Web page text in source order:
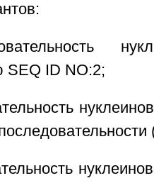
SEQ ID NO:2;